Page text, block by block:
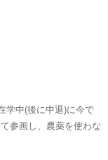
学中(後に中退)に今で
参画し、農薬を使わな